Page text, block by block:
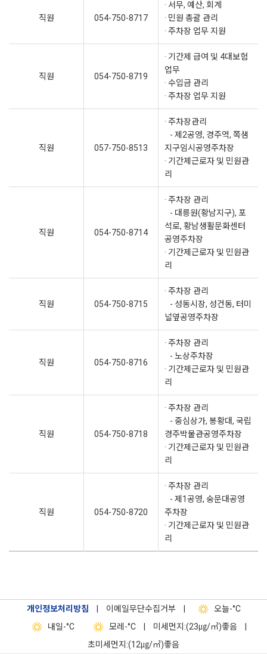
직원 054-750-8717
· 서무, 예산, 회계
· 민원 총괄 관리
· 주차장 업무 지원
직원 054-750-8719
· 기간제 급여 및 4대보험
업무
· 수입금 관리
· 주차장 업무 지원
직원 057-750-8513
· 주차장관리
- 제2공영, 경주역, 쪽샘
지구임시공영주차장
· 기간제근로자 및 민원관
리
직원 054-750-8714
· 주차장 관리
- 대릉원(황남지구), 포
석로, 황남생활문화센터
공영주차장
· 기간제근로자 및 민원관
리
직원 054-750-8715
· 주차장 관리
- 성동시장, 성건동, 터미
널옆공영주차장
직원 054-750-8716
· 주차장 관리
- 노상주차장
· 기간제근로자 및 민원관
리
직원 054-750-8718
· 주차장 관리
- 중심상가, 봉황대, 국립
경주박물관공영주차장
· 기간제근로자 및 민원관
리
직원 054-750-8720
· 주차장 관리
- 제1공영, 숭문대공영
주차장
· 기간제근로자 및 민원관
리
개인정보처리방침 이메일무단수집거부 오늘-°C
내일-°C 모레 -°C 미세먼지:(23㎍/㎥)좋음
초미세먼지:(12㎍/㎥)좋음